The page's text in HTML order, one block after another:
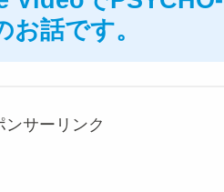
話です。
ンサーリンク